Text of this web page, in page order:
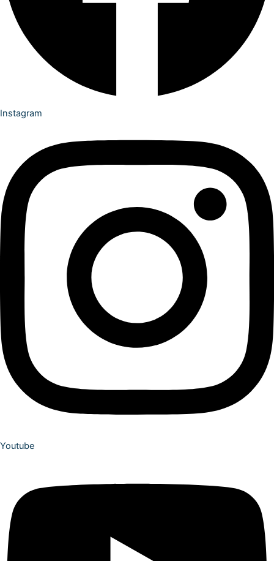
Instagram
Youtube